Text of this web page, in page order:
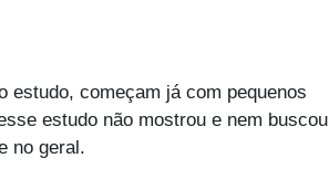
estudo, começam já com pequenos
estudo não mostrou e nem buscou
no geral.